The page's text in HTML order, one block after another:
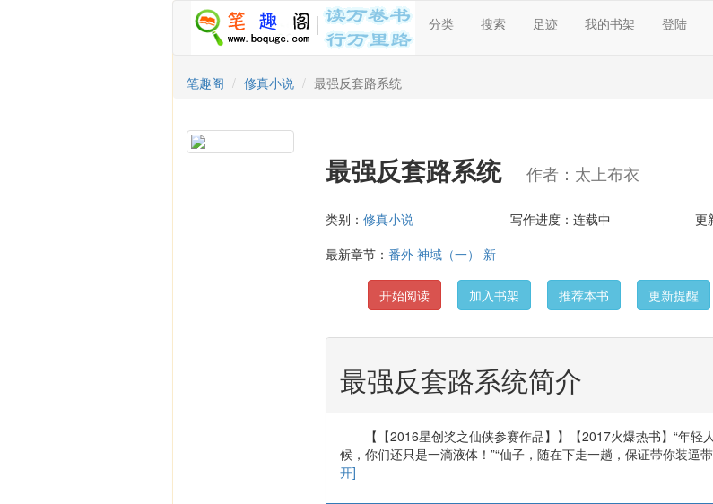
分类 搜索 足迹 我的书架 登陆
笔趣阁 修真小说 最强反套路系统
最强反套路系统 作者：太上布衣
类别： 修真小说 写作进度：连载中
更
最新章节： 番外 神域（一） 新
开始阅读 加入书架 推荐本书 更新提醒
最强反套路系统简介
【【2016星创奖之仙侠参赛作品】】【2017火爆热书】“年轻
候，你们还只是一滴液体！”“仙子，随在下走一趟，保证带你装逼
开]